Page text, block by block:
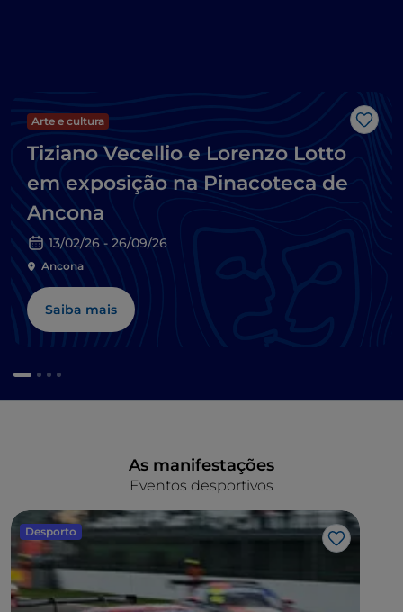
Arte e cultura
Tiziano Vecellio e Lorenzo Lotto
em exposição na Pinacoteca de
Ancona
13/02/26 - 26/09/26
Ancona
Saiba mais
Eventos desportivos
As manifestações
Desporto
Gosto